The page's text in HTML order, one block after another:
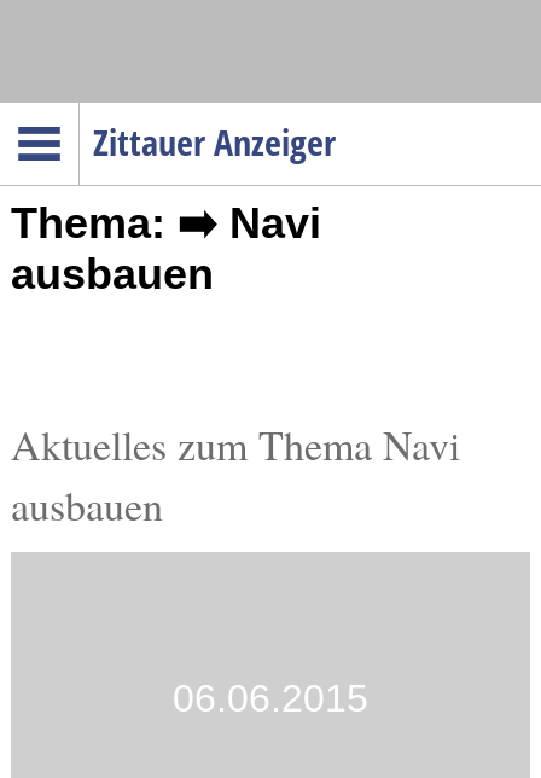
Zittauer Anzeiger
Menüpunkte
Startseite
Gesellschaft
Gesundheit
Kultur
Thema: ➡️ Navi
ausbauen
Aktuelles zum Thema Navi
ausbauen
06.06.2015